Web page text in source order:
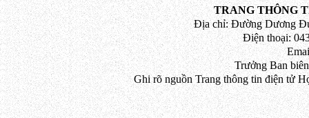
TRANG THÔNG
Địa chỉ: Đường Dương
Điện thoại:
Trưởng Ban
Ghi rõ nguồn Trang thông tin điện tử